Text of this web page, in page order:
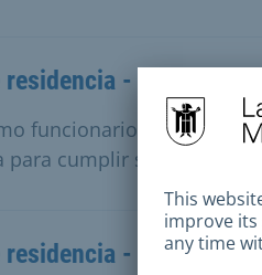
- funcionarios
funcionario para una
para cumplir sus funciones
- empleo con